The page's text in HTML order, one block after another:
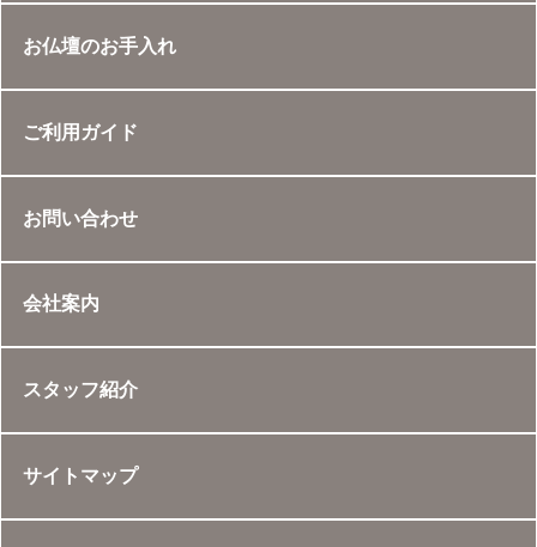
お仏壇のお手入れ
ご利用ガイド
お問い合わせ
会社案内
スタッフ紹介
サイトマップ